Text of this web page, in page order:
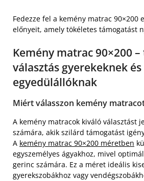
Fedezze fel a kemény matrac 90×200
előnyeit, amely tökéletes támogatást
Kemény matrac 90×200
választás gyerekeknek és
egyedülállóknak
Miért válasszon kemény
A kemény matracok kiváló választást
számára, akik szilárd támogatást
A kemény matrac 90×200 méretben
egyszemélyes ágyakhoz, mivel
gerinc számára. Ez a méret ideális
gyerekszobákhoz vagy